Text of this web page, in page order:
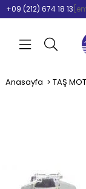
+09 (212) 674 18 13
Anasayfa TAŞ